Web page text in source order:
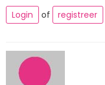
Login
of registreer